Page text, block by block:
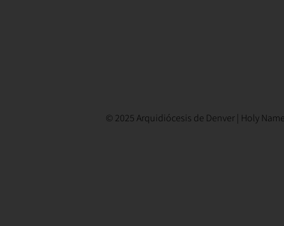
© 2025 Arquidiócesis de Denver | Holy